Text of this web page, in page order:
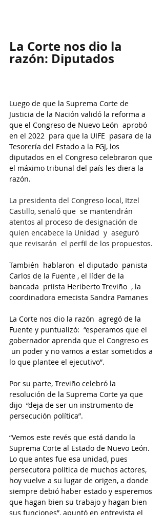
La Corte nos dio la
razón: Diputados
Luego de que la Suprema Corte de
Justicia de la Nación validó la reforma a
que el Congreso de Nuevo León  aprobó
en el 2022  para que la UIFE  pasara de la
Tesorería del Estado a la FGJ, los
diputados en el Congreso celebraron que
el máximo tribunal del país les diera la
razón.
La presidenta del Congreso local, Itzel
Castillo, señaló que  se mantendrán
atentos al proceso de designación de
quien encabece la Unidad  y  aseguró
que revisarán  el perfil de los propuestos.
También  hablaron  el diputado  panista
Carlos de la Fuente , el líder de la
bancada  priista Heriberto Treviño  , la
coordinadora emecista Sandra Pamanes
La Corte nos dio la razón  agregó de la
Fuente y puntualizó:  “esperamos que el
gobernador aprenda que el Congreso es
un poder y no vamos a estar sometidos a
lo que plantee el ejecutivo”.
Por su parte, Treviño celebró la
resolución de la Suprema Corte ya que
dijo  “deja de ser un instrumento de
persecución política”.
“Vemos este revés que está dando la
Suprema Corte al Estado de Nuevo León.
Lo que antes fue esa unidad, pues
persecutora política de muchos actores,
hoy vuelve a su lugar de origen, a donde
siempre debió haber estado y esperemos
que hagan bien su trabajo y hagan bien
sus funciones”, apuntó en entrevista el